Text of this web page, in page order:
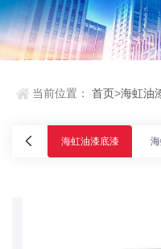
当前位置：首页>海虹油
海虹油漆底漆